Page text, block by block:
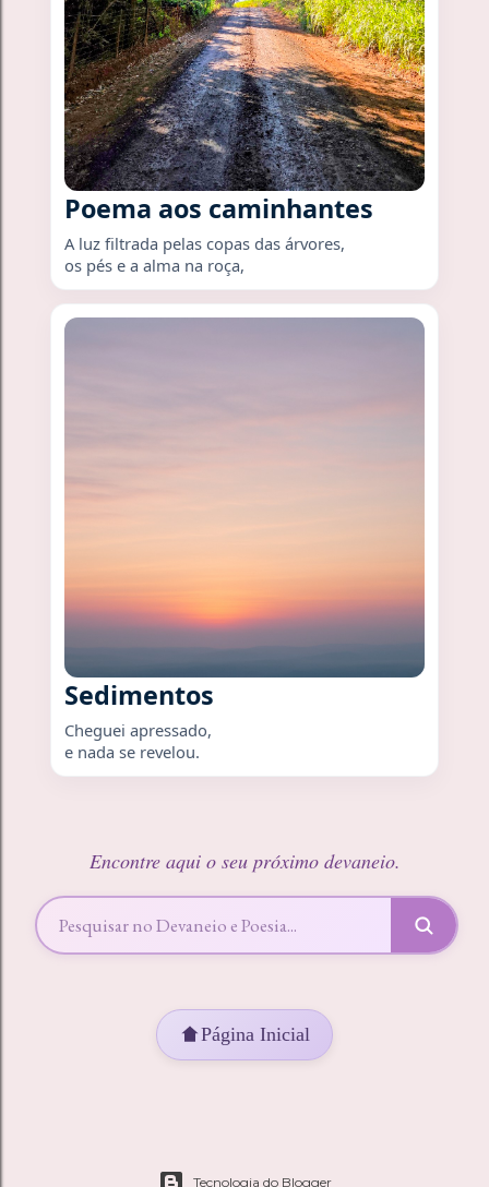
Poema aos caminhantes
A luz filtrada pelas copas das árvores,
os pés e a alma na roça,
Sedimentos
Cheguei apressado,
e nada se revelou.
Encontre aqui o seu próximo devaneio.
Página Inicial
Tecnologia do Blogger